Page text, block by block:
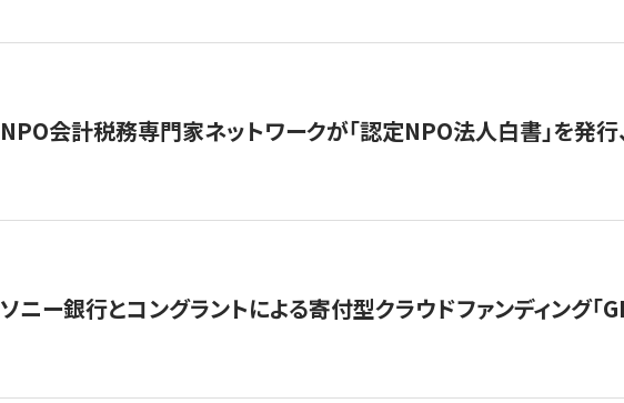
NPO会計税務専門家ネットワークが「認定NPO法人白書」を発
ソニー銀行とコングラントによる寄付型クラウドファンディング